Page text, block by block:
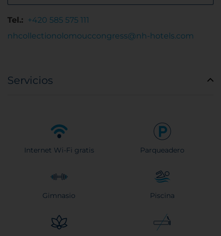
Tel.: +420 585 575 111
nhcollectionolomouccongress@nh-hotels.com
Servicios
Internet Wi-Fi gratis Parqueadero
Gimnasio Piscina